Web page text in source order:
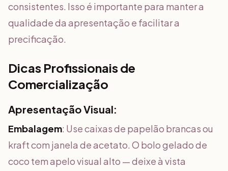
consistentes. Isso é importante para manter a
qualidade da apresentação e facilitar a
precificação.
Dicas Profissionais de
Comercialização
Apresentação Visual:
Embalagem: Use caixas de papelão brancas ou
kraft com janela de acetato. O bolo gelado de
coco tem apelo visual alto — deixe à vista